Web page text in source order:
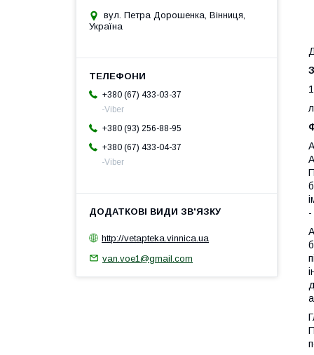
З
вул. Петра Дорошенка, Вінниця,
Україна
+380 (67) 433-03-37
-Viber
+380 (93) 256-88-95
+380 (67) 433-04-37
-Viber
http://vetapteka.vinnica.ua
van.voe1@gmail.com